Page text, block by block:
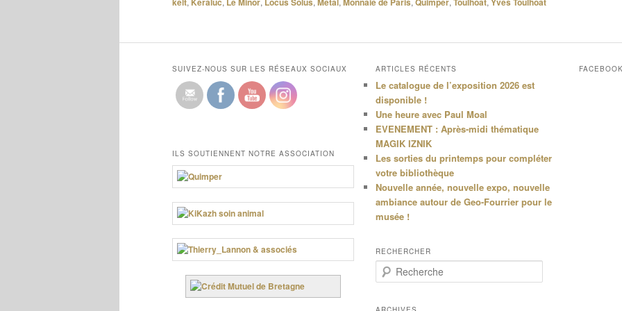
SUIVEZ-NOUS SUR LES RÉSEAUX SOCIAUX
ILS SOUTIENNENT NOTRE ASSOCIATION
ARTICLES RÉCENTS
Le catalogue de l’exposition 2026 est
disponible !
Une heure avec Paul Moal
EVENEMENT : Après-midi thématique
MAGIK IZNIK
Les sorties du printemps pour compléter
votre bibliothèque
Nouvelle année, nouvelle expo, nouvelle
ambiance autour de Geo-Fourrier pour le
musée !
RECHERCHER
e
h